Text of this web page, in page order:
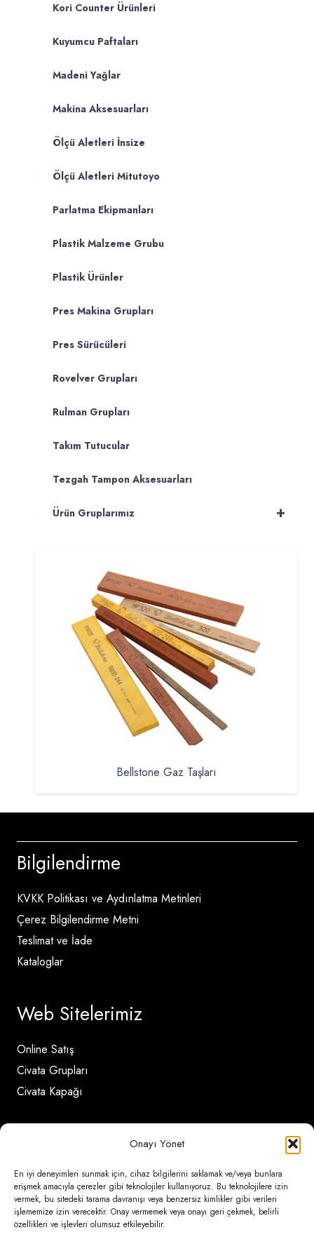
Onayı Yönet
En iyi deneyimleri sunmak için, cihaz bilgilerini saklamak ve/veya bunlara
erişmek amacıyla çerezler gibi teknolojiler kullanıyoruz. Bu teknolojilere izin
vermek, bu sitedeki tarama davranışı veya benzersiz kimlikler gibi verileri
işlememize izin verecektir. Onay vermemek veya onayı geri çekmek, belirli
özellikleri ve işlevleri olumsuz etkileyebilir.
Kori Counter Ürünleri
Kuyumcu Paftaları
Madeni Yağlar
Makina Aksesuarları
Ölçü Aletleri İnsize
Ölçü Aletleri Mitutoyo
Parlatma Ekipmanları
Plastik Malzeme Grubu
Plastik Ürünler
Pres Makina Grupları
Pres Sürücüleri
Rovelver Grupları
Rulman Grupları
Takım Tutucular
Tezgah Tampon Aksesuarları
+
Ürün Gruplarımız
Bellstone Gaz Taşları
Bilgilendirme
KVKK Politikası ve Aydınlatma Metinleri
Çerez Bilgilendirme Metni
Teslimat ve İade
Kataloglar
Web Sitelerimiz
Online Satış
Civata Grupları
Civata Kapağı
İletişim Detayları
Ömerli Mahallesi Risalet Sokak No:6/A (Hadımköy)
– Arnavutköy / İstanbul
0850 346 6 772